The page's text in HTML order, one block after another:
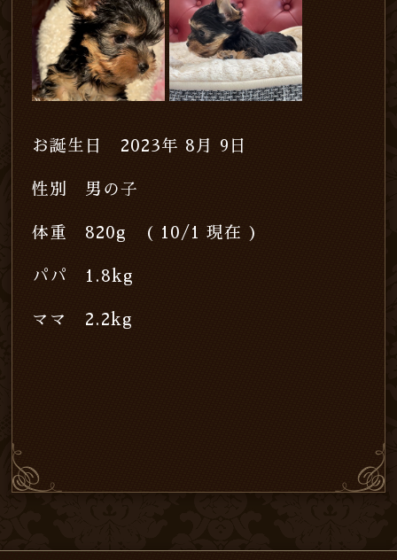
お誕生日 2023年 8月 9日
性別 男の子
体重 820g ( 10/1 現在 )
パパ 1.8kg
ママ 2.2kg